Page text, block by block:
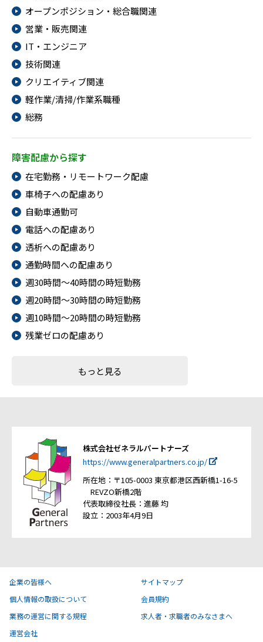
オープンポジション・総合職関連
営業・販売関連
IT・エンジニア
技術関連
クリエイティブ関連
軽作業/清掃/作業系職種
総務
障害配慮から探す
在宅勤務・リモートワーク配慮
車椅子への配慮あり
自動車通勤可
電話への配慮あり
透析への配慮あり
通勤時間への配慮あり
週30時間～40時間の時短勤務
週20時間～30時間の時短勤務
週10時間～20時間の時短勤務
残業ゼロの配慮あり
もっと見る
株式会社ゼネラルパートナーズ
https://www.generalpartners.co.jp/
所在地：〒105-0003 東京都港区西新橋1-16-5
REVZO新橋2階
代表取締役社長：進藤 均
設立：2003年4月9日
企業の皆様へ
サイトマップ
個人情報の取扱について
会員規約
業務の運営に関する規程
求人者・求職者のみなさまへ
運営会社